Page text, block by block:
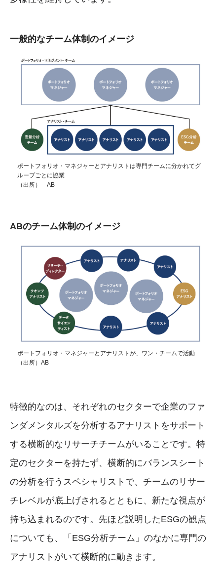
一般的なチーム体制のイメージ
ポートフォリオ・マネジャーとアナリストは専門チームに分かれてグ
ループごとに協業
（出所） AB
ABのチーム体制のイメージ
ポートフォリオ・マネジャーとアナリストが、ワン・チームで活動
（出所）AB
特徴的なのは、それぞれのセクターで企業のファ
ンダメンタルズを分析するアナリストをサポート
する横断的なリサーチチームがいることです。特
定のセクターを持たず、横断的にバランスシート
の分析を行うスペシャリストで、チームのリサー
チレベルが底上げされるとともに、新たな視点が
持ち込まれるのです。先ほど説明したESGの観点
についても、「ESG分析チーム」のなかに専門の
アナリストがいて横断的に動きます。